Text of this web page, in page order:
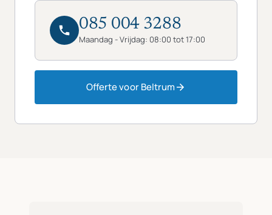
085 004 3288
Maandag - Vrijdag: 08:00 tot 17:00
Offerte voor Beltrum